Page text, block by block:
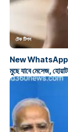
টেক টিপস
New WhatsApp
মুছে যাবে মেসেজ,